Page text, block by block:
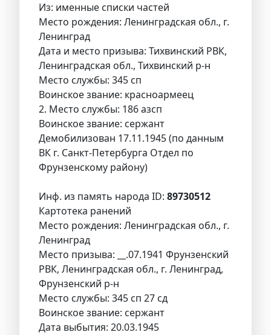
Из: именные списки частей
Место рождения: Ленинградская обл., г.
Ленинград
Дата и место призыва: Тихвинский РВК,
Ленинградская обл., Тихвинский р-н
Место службы: 345 сп
Воинское звание: красноармеец
2. Место службы: 186 азсп
Воинское звание: сержант
Демобилизован 17.11.1945 (по данным
ВК г. Санкт-Петербурга Отдел по
Фрунзенскому району)
Инф. из память народа ID: 89730512
Картотека ранений
Место рождения: Ленинградская обл., г.
Ленинград
Место призыва: __.07.1941 Фрунзенский
РВК, Ленинградская обл., г. Ленинград,
Фрунзенский р-н
Место службы: 345 сп 27 сд
Воинское звание: сержант
Дата выбытия: 20.03.1945